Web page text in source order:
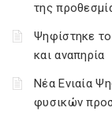
της
Ψηφίστηκε
και αναπηρία
Νέα Ενιαία
φυσικών